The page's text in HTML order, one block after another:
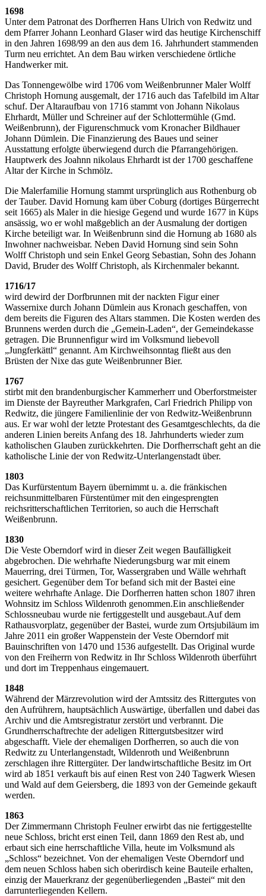
1698
Unter dem Patronat des Dorfherren Hans Ulrich von Redwitz und
dem Pfarrer Johann Leonhard Glaser wird das heutige Kirchenschiff
in den Jahren 1698/99 an den aus dem 16. Jahrhundert stammenden
Turm neu errichtet. An dem Bau wirken verschiedene örtliche
Handwerker mit.
Das Tonnengewölbe wird 1706 vom Weißenbrunner Maler Wolff
Christoph Hornung ausgemalt, der 1716 auch das Tafelbild im Altar
schuf. Der Altaraufbau von 1716 stammt von Johann Nikolaus
Ehrhardt, Müller und Schreiner auf der Schlottermühle (Gmd.
Weißenbrunn), der Figurenschmuck vom Kronacher Bildhauer
Johann Dümlein. Die Finanzierung des Baues und seiner
Ausstattung erfolgte überwiegend durch die Pfarrangehörigen.
Hauptwerk des Joahnn nikolaus Ehrhardt ist der 1700 geschaffene
Altar der Kirche in Schmölz.
Die Malerfamilie Hornung stammt ursprünglich aus Rothenburg ob
der Tauber. David Hornung kam über Coburg (dortiges Bürgerrecht
seit 1665) als Maler in die hiesige Gegend und wurde 1677 in Küps
ansässig, wo er wohl maßgeblich an der Ausmalung der dortigen
Kirche beteiligt war. In Weißenbrunn sind die Hornung ab 1680 als
Inwohner nachweisbar. Neben David Hornung sind sein Sohn
Wolff Christoph und sein Enkel Georg Sebastian, Sohn des Johann
David, Bruder des Wolff Christoph, als Kirchenmaler bekannt.
1716/17
wird dewird der Dorfbrunnen mit der nackten Figur einer
Wassernixe durch Johann Dümlein aus Kronach geschaffen, von
dem bereits die Figuren des Altars stammen. Die Kosten werden des
Brunnens werden durch die „Gemein-Laden“, der Gemeindekasse
getragen. Die Brunnenfigur wird im Volksmund liebevoll
„Jungferkättl“ genannt. Am Kirchweihsonntag fließt aus den
Brüsten der Nixe das gute Weißenbrunner Bier.
1767
stirbt mit den brandenburgischer Kammerherr und Oberforstmeister
im Dienste der Bayreuther Markgrafen, Carl Friedrich Philipp von
Redwitz, die jüngere Familienlinie der von Redwitz-Weißenbrunn
aus. Er war wohl der letzte Protestant des Gesamtgeschlechts, da die
anderen Linien bereits Anfang des 18. Jahrhunderts wieder zum
katholischen Glauben zurückkehrten. Die Dorfherrschaft geht an die
katholische Linie der von Redwitz-Unterlangenstadt über.
1803
Das Kurfürstentum Bayern übernimmt u. a. die fränkischen
reichsunmittelbaren Fürstentümer mit den eingesprengten
reichsritterschaftlichen Territorien, so auch die Herrschaft
Weißenbrunn.
1830
Die Veste Oberndorf wird in dieser Zeit wegen Baufälligkeit
abgebrochen. Die wehrhafte Niederungsburg war mit einem
Mauerring, drei Türmen, Tor, Wassergraben und Wälle wehrhaft
gesichert. Gegenüber dem Tor befand sich mit der Bastei eine
weitere wehrhafte Anlage. Die Dorfherren hatten schon 1807 ihren
Wohnsitz im Schloss Wildenroth genommen.Ein anschließender
Schlossneubau wurde nie fertiggestellt und ausgebaut.Auf dem
Rathausvorplatz, gegenüber der Bastei, wurde zum Ortsjubiläum im
Jahre 2011 ein großer Wappenstein der Veste Oberndorf mit
Bauinschriften von 1470 und 1536 aufgestellt. Das Original wurde
von den Freiherrn von Redwitz in Ihr Schloss Wildenroth überführt
und dort im Treppenhaus eingemauert.
1848
Während der Märzrevolution wird der Amtssitz des Rittergutes von
den Aufrührern, hauptsächlich Auswärtige, überfallen und dabei das
Archiv und die Amtsregistratur zerstört und verbrannt. Die
Grundherrschaftrechte der adeligen Rittergutsbesitzer wird
abgeschafft. Viele der ehemaligen Dorfherren, so auch die von
Redwitz zu Unterlangenstadt, Wildenroth und Weißenbrunn
zerschlagen ihre Rittergüter. Der landwirtschaftliche Besitz im Ort
wird ab 1851 verkauft bis auf einen Rest von 240 Tagwerk Wiesen
und Wald auf dem Geiersberg, die 1893 von der Gemeinde gekauft
werden.
1863
Der Zimmermann Christoph Feulner erwirbt das nie fertiggestellte
neue Schloss, bricht erst einen Teil, dann 1869 den Rest ab, und
erbaut sich eine herrschaftliche Villa, heute im Volksmund als
„Schloss“ bezeichnet. Von der ehemaligen Veste Oberndorf und
dem neuen Schloss haben sich oberirdisch keine Bauteile erhalten,
einzig der Mauerkranz der gegenüberliegenden „Bastei“ mit den
darrunterliegenden Kellern.